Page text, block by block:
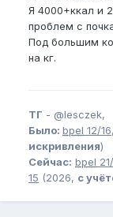
Я 4000+ккал и
проблем с
Под большим
на кг.
ТГ - @lesczek,
Было: bpel 12/16,
искривления)
Сейчас: bpel
15 (2026, с